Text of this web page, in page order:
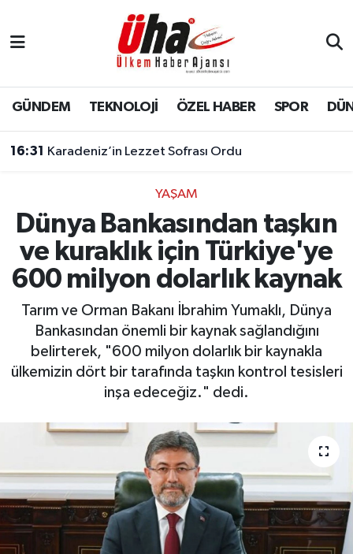
GÜNDEM TEKNOLOJİ ÖZEL HABER SPOR
16:31 Karadeniz’in Lezzet Sofrası Ordu
YAŞAM
Dünya Bankasından taşkın
ve kuraklık için Türkiye'ye
600 milyon dolarlık kaynak
Tarım ve Orman Bakanı İbrahim Yumaklı, Dünya
Bankasından önemli bir kaynak sağlandığını
belirterek, "600 milyon dolarlık bir kaynakla
ülkemizin dört bir tarafında taşkın kontrol tesisleri
inşa edeceğiz." dedi.
İstanbul Nöbetçi Eczaneler
İstanbul Hava Durumu
Süper Lig Puan Durumu ve Fikstür
Tüm Manşetler